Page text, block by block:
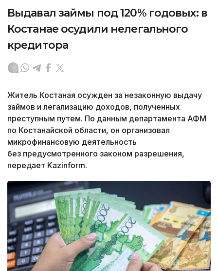
Выдавал займы под 120% годовых: в
Костанае осудили нелегального
кредитора
Житель Костаная осужден за незаконную выдачу
займов и легализацию доходов, полученных
преступным путем. По данным департамента АФМ
по Костанайской области, он организовал
микрофинансовую деятельность
без предусмотренного законом разрешения,
передает Kazinform.